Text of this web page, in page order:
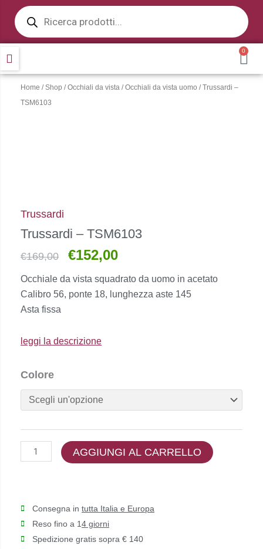
contenuto
Products
search
0
Home /Shop /Occhiali da vista /Occhiali da vista uomo / Trussardi –
TSM6103
Trussardi
Trussardi – TSM6103
€169,00
Il
originale
era:
€152,00Il
attuale
è:
Occhiale da vista squadrato da uomo in acetato
Calibro 56, ponte 18, lunghezza aste 145
Asta fissa
leggi la descrizione
Colore
Trussardi
-
TSM6103
AGGIUNGI AL CARRELLO
Consegna in tutta Italia e Europa
Reso fino a 14 giorni
Spedizione gratis sopra € 140